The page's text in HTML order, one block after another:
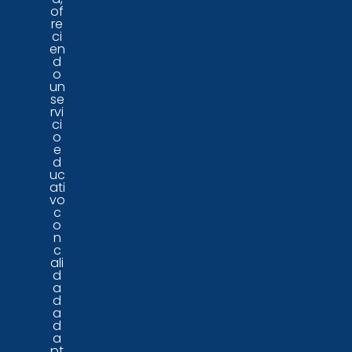
of
re
ci
en
d
o
un
se
rvi
ci
o
e
d
uc
ati
vo
c
o
n
c
ali
d
a
d
a
d
a